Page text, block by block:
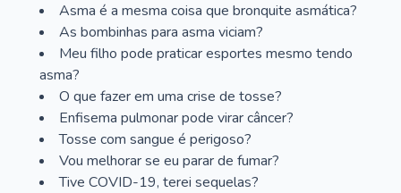
Asma é a mesma coisa que bronquite asmática?
As bombinhas para asma viciam?
Meu filho pode praticar esportes mesmo tendo
asma?
O que fazer em uma crise de tosse?
Enfisema pulmonar pode virar câncer?
Tosse com sangue é perigoso?
Vou melhorar se eu parar de fumar?
Tive COVID-19, terei sequelas?